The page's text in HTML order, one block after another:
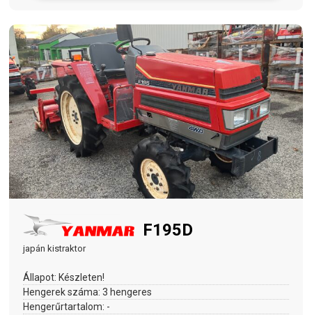
F195D
japán kistraktor
Állapot: Készleten!
Hengerek száma:3 hengeres
Hengerűrtartalom: -